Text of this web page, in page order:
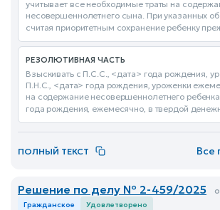
учитывает все необходимые траты на
несовершеннолетнего сына. При указанных
считая приоритетным сохранение ребенку
РЕЗОЛЮТИВНАЯ ЧАСТЬ
Взыскивать с П.С.С., <дата> года рождения,
П.Н.С., <дата> года рождения, уроженки
на содержание несовершеннолетнего
года рождения, ежемесячно, в твердой
ПОЛНЫЙ ТЕКСТ Все
Решение по делу № 2-459/2025
Гражданское Удовлетворено